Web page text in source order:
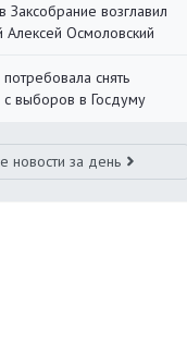
Заксобрание возглавил
Алексей Осмоловский
снять
выборов в Госдуму
новости за день